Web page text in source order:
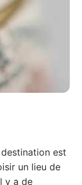
est
un lieu de
y a de